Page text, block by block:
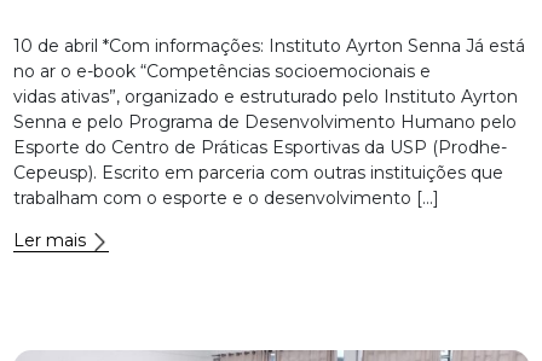
10 de abril *Com informações: Instituto Ayrton Senna Já está
no ar o e-book “Competências socioemocionais e
vidas ativas”, organizado e estruturado pelo Instituto Ayrton
Senna e pelo Programa de Desenvolvimento Humano pelo
Esporte do Centro de Práticas Esportivas da USP (Prodhe-
Cepeusp). Escrito em parceria com outras instituições que
trabalham com o esporte e o desenvolvimento […]
Ler mais